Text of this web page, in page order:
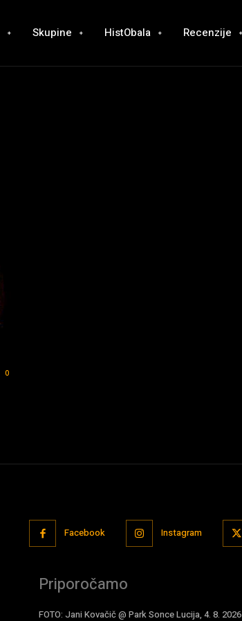
Skupine HistObala Recenzije
0
Facebook Instagram
Priporočamo
FOTO: Jani Kovačič @ Park Sonce Lucija, 4. 8. 2026